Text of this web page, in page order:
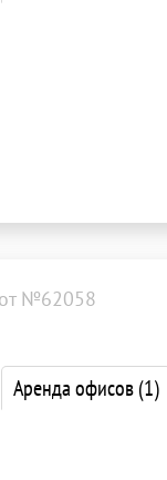
№62058
Аренда офисов(1)